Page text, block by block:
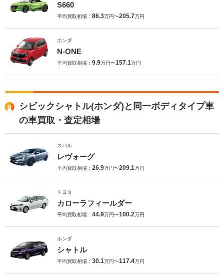
S660
平均買取相場： 86.3万円〜205.7万円
ホンダ
N-ONE
平均買取相場： 9.9万円〜157.1万円
シビックシャトル(ホンダ)と同一ボディタイプ車
の車買取・査定相場
スバル
レヴォーグ
平均買取相場： 26.9万円〜209.1万円
トヨタ
カローラフィールダー
平均買取相場： 44.9万円〜100.2万円
ホンダ
シャトル
平均買取相場： 30.1万円〜117.4万円